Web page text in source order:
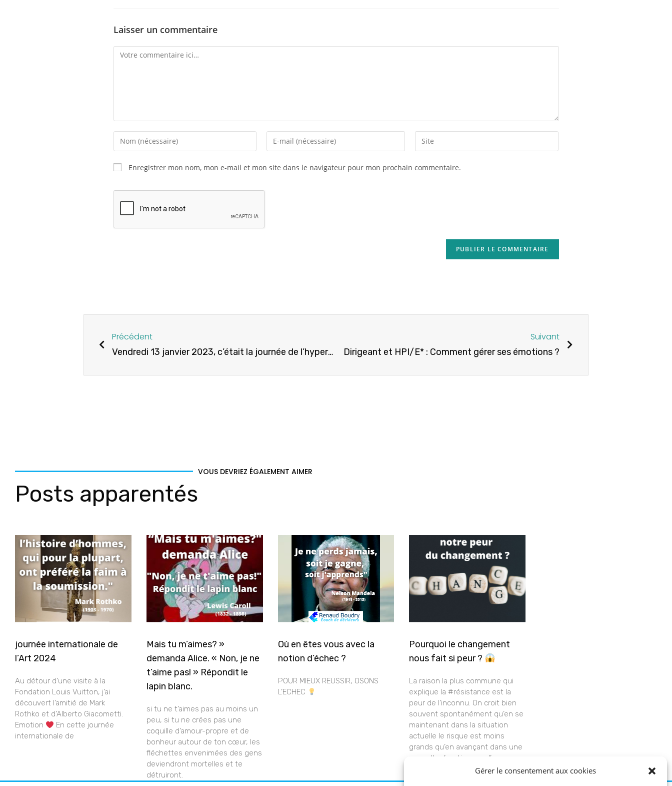
Gérer le consentement aux cookies
Laisser un commentaire
Enregistrer mon nom, mon e-mail et mon site dans le navigateur pour mon prochain commentaire.
Précédent
Vendredi 13 janvier 2023, c’était la journée de l’hypersensibilité
Suivant
Dirigeant et HPI/E* : Comment gérer ses émotions ?
VOUS DEVRIEZ ÉGALEMENT AIMER
Posts apparentés
journée internationale de
l’Art 2024
Au détour d’une visite à la
Fondation Louis Vuitton, j’ai
découvert l’amitié de Mark
Rothko et d’Alberto Giacometti.
Emotion
En cette journée
internationale de
Mais tu m’aimes? »
demanda Alice. « Non, je ne
t’aime pas! » Répondit le
lapin blanc.
si tu ne t’aimes pas au moins un
peu, si tu ne crées pas une
coquille d’amour-propre et de
bonheur autour de ton cœur, les
fléchettes envenimées des gens
deviendront mortelles et te
détruiront.
Où en êtes vous avec la
notion d’échec ?
POUR MIEUX REUSSIR, OSONS
L’ECHEC
Pourquoi le changement
nous fait si peur ?
La raison la plus commune qui
explique la #résistance est la
peur de l’inconnu. On croit bien
souvent spontanément qu’en se
maintenant dans la situation
actuelle le risque est moins
grands qu’en avançant dans une
nouvelle direction que l’on ne